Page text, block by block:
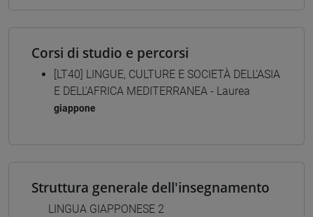
Corsi di studio e percorsi
[LT40] LINGUE, CULTURE E SOCIETÀ DELL'ASIA
E DELL'AFRICA MEDITERRANEA - Laurea
giappone
Struttura generale dell'insegnamento
LINGUA GIAPPONESE 2